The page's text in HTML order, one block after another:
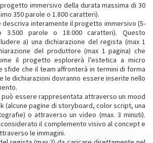
immersivo della durata massima di 30
350 parole o 1.800 caratteri).
descriva interamente il progetto immersivo (5-
3.500 parole o 18.000 caratteri). Questo
a) una dichiarazione del regista (max 1
del produttore (max 1 pagina) che
il progetto esplorerà l’estetica a micro
sfide che il team affronterà in termini di forma
le dichiarazioni dovranno essere inserite nello
può essere rappresentata attraverso un mood
(alcune pagine di storyboard, color script, una
o attraverso un video (max. 3 minuti).
il complemento visivo al concept e
le immagini.